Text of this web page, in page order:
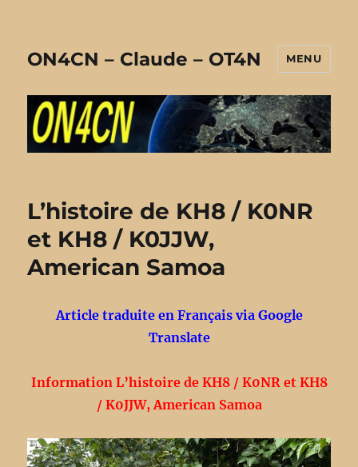
ON4CN – Claude – OT4N MENU
L’histoire de KH8 / K0NR
et KH8 / K0JJW,
American Samoa
Article traduite en Français via Google
Translate
Information L’histoire de KH8 / K0NR et KH8
/ K0JJW, American Samoa